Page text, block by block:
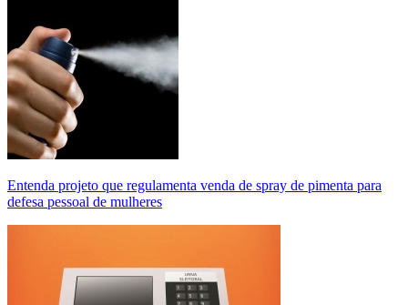
Entenda projeto que regulamenta venda de spray de pimenta para
defesa pessoal de mulheres